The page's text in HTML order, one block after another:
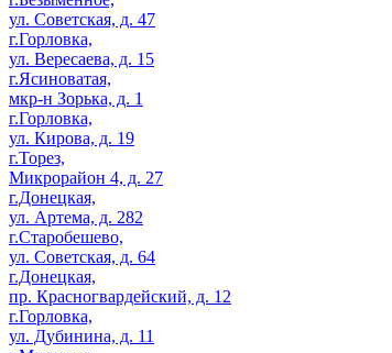
ул. Советская, д. 47
г.Горловка,
ул. Вересаева, д. 15
г.Ясиноватая,
мкр-н Зорька, д. 1
г.Горловка,
ул. Кирова, д. 19
г.Торез,
Микрорайон 4, д. 27
г.Донецкая,
ул. Артема, д. 282
г.Старобешево,
ул. Советская, д. 64
г.Донецкая,
пр. Красногвардейский, д. 12
г.Горловка,
ул. Дубинина, д. 11